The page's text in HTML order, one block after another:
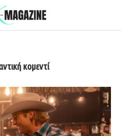
κομεντί